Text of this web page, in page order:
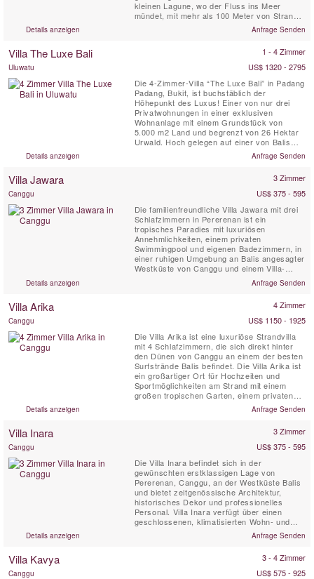
kleinen Lagune, wo der Fluss ins Meer
mündet, mit mehr als 100 Meter von Strand
Fassade mit Blick auf eine der berüchtigten
Details anzeigen Anfrage Senden
Villa The Luxe Bali 1 - 4 Zimmer
Uluwatu
US$ 1320 - 2795
Die 4-Zimmer-Villa “The Luxe Bali” in Padang
Padang, Bukit, ist buchstäblich der
Höhepunkt des Luxus! Einer von nur drei
Privatwohnungen in einer exklusiven
Wohnanlage mit einem Grundstück von
5.000 m2 Land und begrenzt von 26 Hektar
Urwald. Hoch gelegen auf einer von Balis
Top Klippenlagen, bietet das Haus eine
atemberaubende Aussicht auf die Brandung
Seminyak in der Ferne, und von Balis
majestätischen heiligen Vulkan Mount
Details anzeigen Anfrage Senden
Villa Jawara 3 Zimmer
Canggu
US$ 375 - 595
Die familienfreundliche Villa Jawara mit drei
Schlafzimmern in Pererenan ist ein
tropisches Paradies mit luxuriösen
Annehmlichkeiten, einem privaten
Swimmingpool und eigenen Badezimmern, in
einer ruhigen Umgebung an Balis angesagter
Westküste von Canggu und einem Villa-
Personal, das zu Ihren Diensten steht. Dies
könnte Ihre perfekte Luxusvilla auf Bali sein!
Details anzeigen Anfrage Senden
Villa Arika 4 Zimmer
Canggu
US$ 1150 - 1925
Die Villa Arika ist eine luxuriöse Strandvilla
mit 4 Schlafzimmern, die sich direkt hinter
den Dünen von Canggu an einem der besten
Surfstrände Balis befindet. Die Villa Arika ist
ein großartiger Ort für Hochzeiten und
Sportmöglichkeiten am Strand mit einem
großen tropischen Garten, einem privaten
Swimmingpool, einem Fitnessstudio und
Vollzeitmitarbeitern. Diese luxuriöse
Süden, im Norden Palmen, Reisterrassen
Details anzeigen Anfrage Senden
Villa Inara 3 Zimmer
Canggu
US$ 375 - 595
Die Villa Inara befindet sich in der
gewünschten erstklassigen Lage von
Pererenan, Canggu, an der Westküste Balis
und bietet zeitgenössische Architektur,
historisches Dekor und professionelles
Personal. Villa Inara verfügt über einen
geschlossenen, klimatisierten Wohn- und
Esspavillon mit Unterhaltungssystemen,
zahlreichen Sitzgelegenheiten und einer
eigenem Bad und Außenveranden rund um
den privaten Pool in einem wunderschön ...
Details anzeigen Anfrage Senden
Villa Kavya 3 - 4 Zimmer
Canggu
US$ 575 - 925